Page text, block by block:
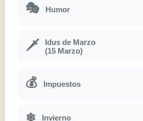
🎭 Humor
🗡
Idus de Marzo
(15 Marzo)
💰 Impuestos
❄ Invierno